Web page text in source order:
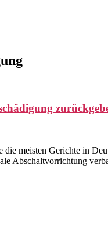
meisten Gerichte in
Abschaltvorrichtung